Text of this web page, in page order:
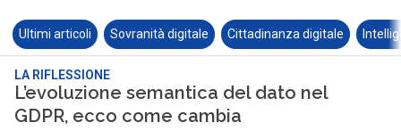
Ultimi articoli Sovranità digitale Cittadinanza digitale
LA RIFLESSIONE
L’evoluzione semantica del dato nel
GDPR, ecco come cambia